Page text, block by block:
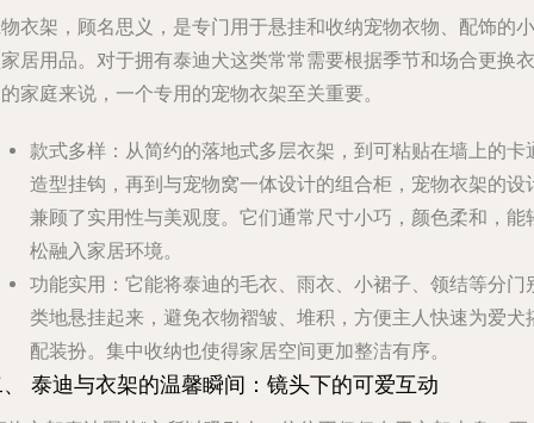
衣架，顾名思义，是专门用于悬挂和收纳宠物衣物、配饰的小
居用品。对于拥有泰迪犬这类常常需要根据季节和场合更换衣
家庭来说，一个专用的宠物衣架至关重要。
款式多样 ：从简约的落地式多层衣架，到可粘贴在墙上的卡
造型挂钩，再到与宠物窝一体设计的组合柜，宠物衣架的设
兼顾了实用性与美观度。它们通常尺寸小巧，颜色柔和，能
松融入家居环境。
功能实用 ：它能将泰迪的毛衣、雨衣、小裙子、领结等分门
类地悬挂起来，避免衣物褶皱、堆积，方便主人快速为爱犬
配装扮。集中收纳也使得家居空间更加整洁有序。
泰迪与衣架的温馨瞬间：镜头下的可爱互动